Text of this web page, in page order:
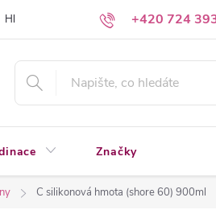
+420 724
Hledáte a nenacházíte? Napište nám
Značky
C silikonová hmota (shore 60) 900ml